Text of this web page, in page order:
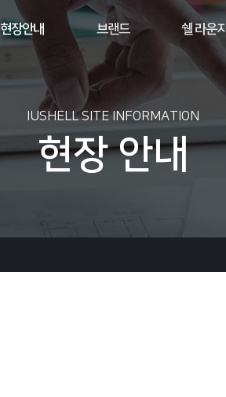
현장안내 브랜드 쉘 라운지
IUSHELL SITE INFORMATION
현장 안내